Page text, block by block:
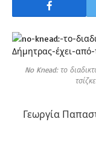
No Knead: το
Γεωργία